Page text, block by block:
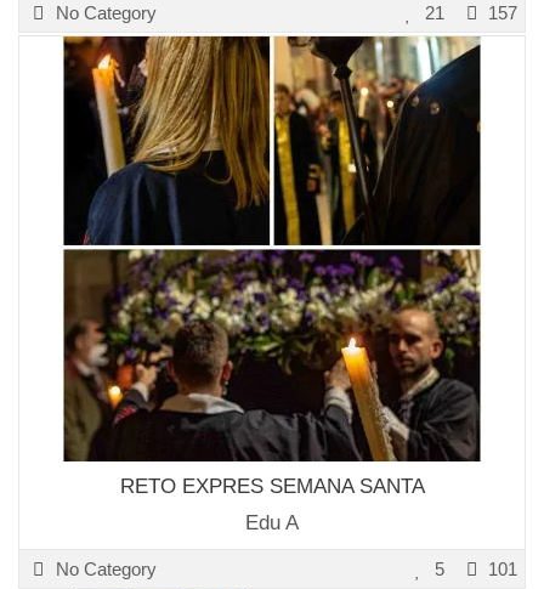
No Category 157
21
RETO EXPRES SEMANA SANTA
Edu A
No Category 101
5